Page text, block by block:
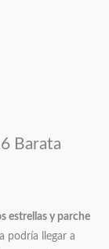
Barata
estrellas y parche
podría llegar a